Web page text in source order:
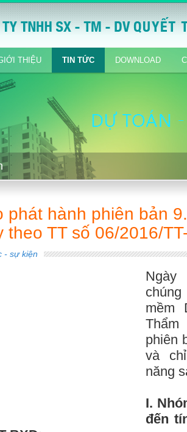
THIỆU TIN TỨC DOWNLOAD
phát hành phiên bản
theo TT số 06/2016/
- sự kiện
Ngày
mềm
phiên
và
năng
I.
đến